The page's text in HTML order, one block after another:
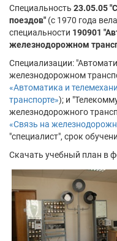
Специальность 23.05.05
поездов" (с 1970 года
специальности 190901
железнодорожном
Специализации:
железнодорожном
«Автоматика и
транспорте»); и
железнодорожного
«Связь на
"специалист", срок
Скачать учебный план в